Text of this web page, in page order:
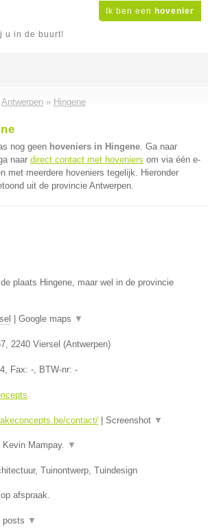
Ik ben een hovenier
u in de buurt!
Antwerpen » Hingene
nog geen hoveniers in Hingene. Ga naar
naar direct contact met hoveniers om via één e-
met meerdere hoveniers tegelijk. Hieronder
uit de provincie Antwerpen.
plaats Hingene, maar wel in de provincie
Google maps ▼
, 2240 Viersel (Antwerpen)
, Fax: -, BTW-nr: -
contact/ Screenshot ▼
Mampay. ▼
Tuinontwerp, Tuindesign
afspraak.
posts ▼